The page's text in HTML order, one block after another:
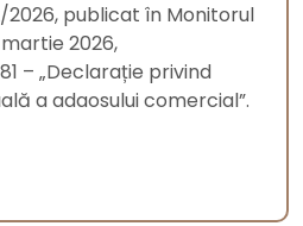
2026, publicat în Monitorul
2026,
– „Declarație privind
a adaosului comercial”.